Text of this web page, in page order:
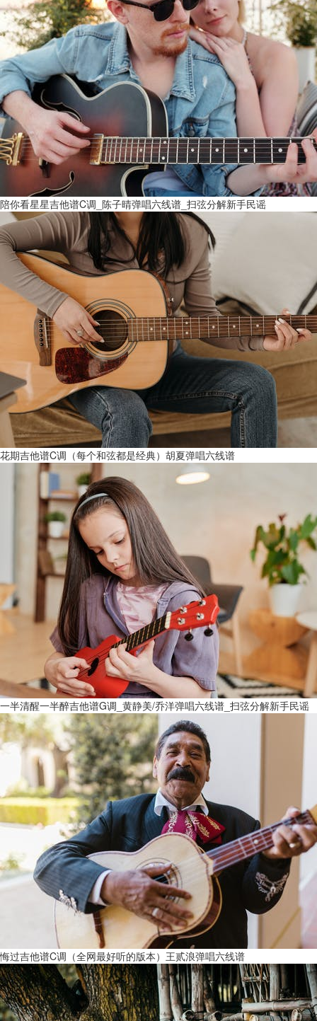
陪你看星星吉他谱C调_陈子晴弹唱六线谱_扫弦分解新手民谣
花期吉他谱C调（每个和弦都是经典）胡夏弹唱六线谱
一半清醒一半醉吉他谱G调_黄静美/乔洋弹唱六线谱_扫弦分解新手民谣
悔过吉他谱C调（全网最好听的版本）王贰浪弹唱六线谱